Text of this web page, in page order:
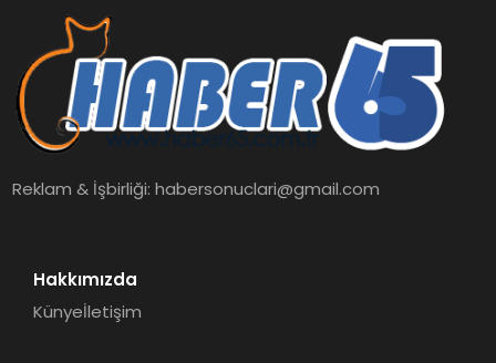
Reklam & İşbirliği:habersonuclari@gmail.com
Hakkımızda
Künyeİletişim